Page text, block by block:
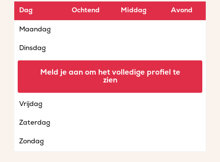
Dag Ochtend Middag Avond
Maandag
Dinsdag
Vrijdag
Zaterdag
Zondag
Meld je aan om het volledige profiel te
zien